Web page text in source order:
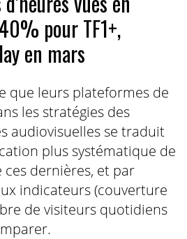
pour TF1+,
en mars
que leurs plateformes de
les stratégies des
audiovisuelles se traduit
plus systématique de
dernières, et par
indicateurs (couverture
de visiteurs quotidiens